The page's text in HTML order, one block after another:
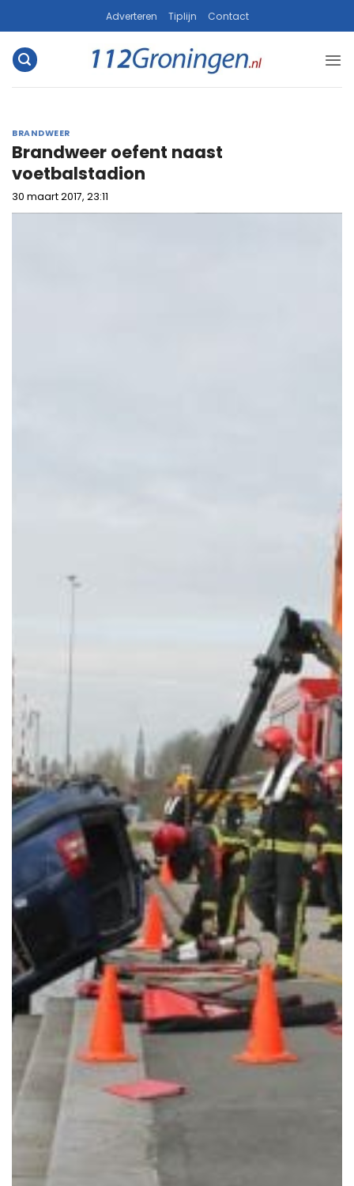
naar
inhoud
Adverteren Tiplijn Contact
BRANDWEER
Brandweer oefent naast
voetbalstadion
30 maart 2017, 23:11